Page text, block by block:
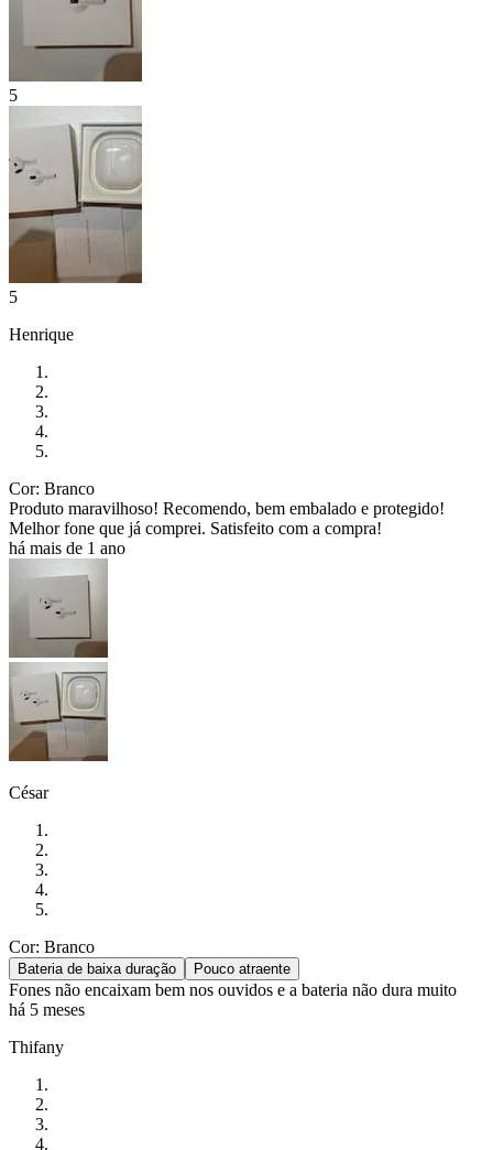
5
5
Henrique
Cor: Branco
Produto maravilhoso! Recomendo, bem embalado e protegido!
Melhor fone que já comprei. Satisfeito com a compra!
há mais de 1 ano
César
Cor: Branco
Bateria de baixa duração Pouco atraente
Fones não encaixam bem nos ouvidos e a bateria não dura muito
há 5 meses
Thifany